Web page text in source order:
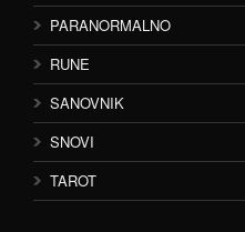
PARANORMALNO
RUNE
SANOVNIK
SNOVI
TAROT